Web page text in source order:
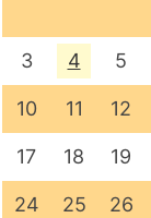
3 4 5
10 11 12
17 18 19
24 25 26